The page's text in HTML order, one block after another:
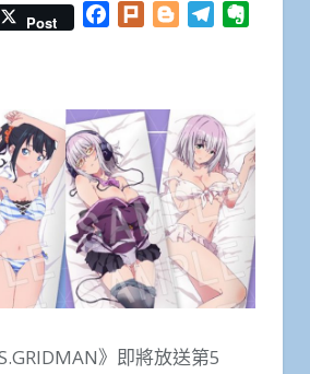
Post Facebook
Plurk BloggerTelegram
》即將放送第5